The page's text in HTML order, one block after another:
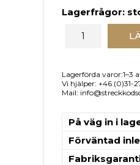
Lagerfrågor:
Lagerförda varor:1–3
Vi hjälper: +46 (0)31-
Mail:
På väg in i
Förväntad